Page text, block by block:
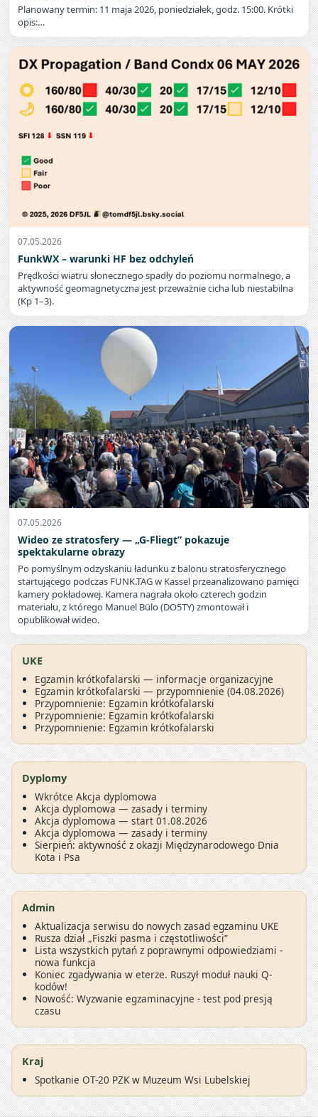
Planowany termin: 11 maja 2026, poniedziałek, godz. 15:00. Krótki
opis:…
07.05.2026
FunkWX – warunki HF bez odchyleń
Prędkości wiatru słonecznego spadły do poziomu normalnego, a
aktywność geomagnetyczna jest przeważnie cicha lub niestabilna
(Kp 1–3).
07.05.2026
Wideo ze stratosfery — „G‑Fliegt” pokazuje
spektakularne obrazy
Po pomyślnym odzyskaniu ładunku z balonu stratosferycznego
startującego podczas FUNK.TAG w Kassel przeanalizowano pamięci
kamery pokładowej. Kamera nagrała około czterech godzin
materiału, z którego Manuel Bülo (DO5TY) zmontował i
opublikował wideo.
UKE
Egzamin krótkofalarski — informacje organizacyjne
Egzamin krótkofalarski — przypomnienie (04.08.2026)
Przypomnienie: Egzamin krótkofalarski
Przypomnienie: Egzamin krótkofalarski
Przypomnienie: Egzamin krótkofalarski
Dyplomy
Wkrótce Akcja dyplomowa
Akcja dyplomowa — zasady i terminy
Akcja dyplomowa — start 01.08.2026
Akcja dyplomowa — zasady i terminy
Sierpień: aktywność z okazji Międzynarodowego Dnia
Kota i Psa
Admin
Aktualizacja serwisu do nowych zasad egzaminu UKE
Rusza dział „Fiszki pasma i częstotliwości”
Lista wszystkich pytań z poprawnymi odpowiedziami -
nowa funkcja
Koniec zgadywania w eterze. Ruszył moduł nauki Q-
kodów!
Nowość: Wyzwanie egzaminacyjne - test pod presją
czasu
Kraj
Spotkanie OT-20 PZK w Muzeum Wsi Lubelskiej